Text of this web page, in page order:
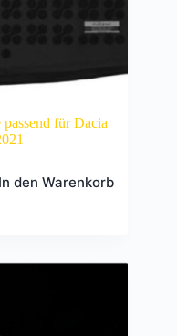
für Dacia
In den Warenkorb